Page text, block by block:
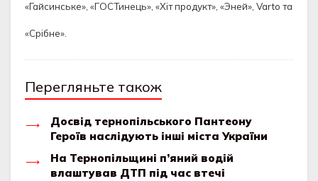
«Гайсинське», «ГОСТинець», «Хіт продукт», «Эней», Varto та
«Срібне».
Перегляньте також
Досвід тернопільського Пантеону
Героїв наслідують інші міста України
На Тернопільщині п’яний водій
влаштував ДТП під час втечі